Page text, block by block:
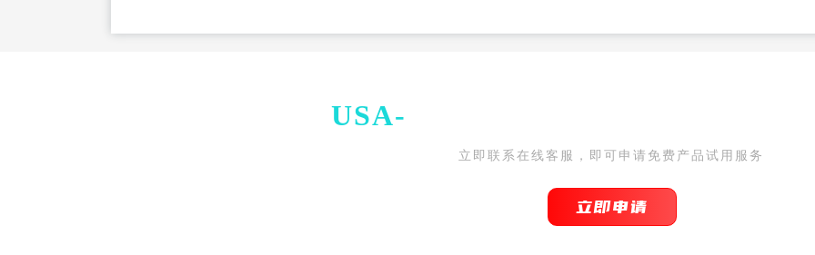
USA-
立即联系在线客服，即可申请免费产品试用服务
立即申请